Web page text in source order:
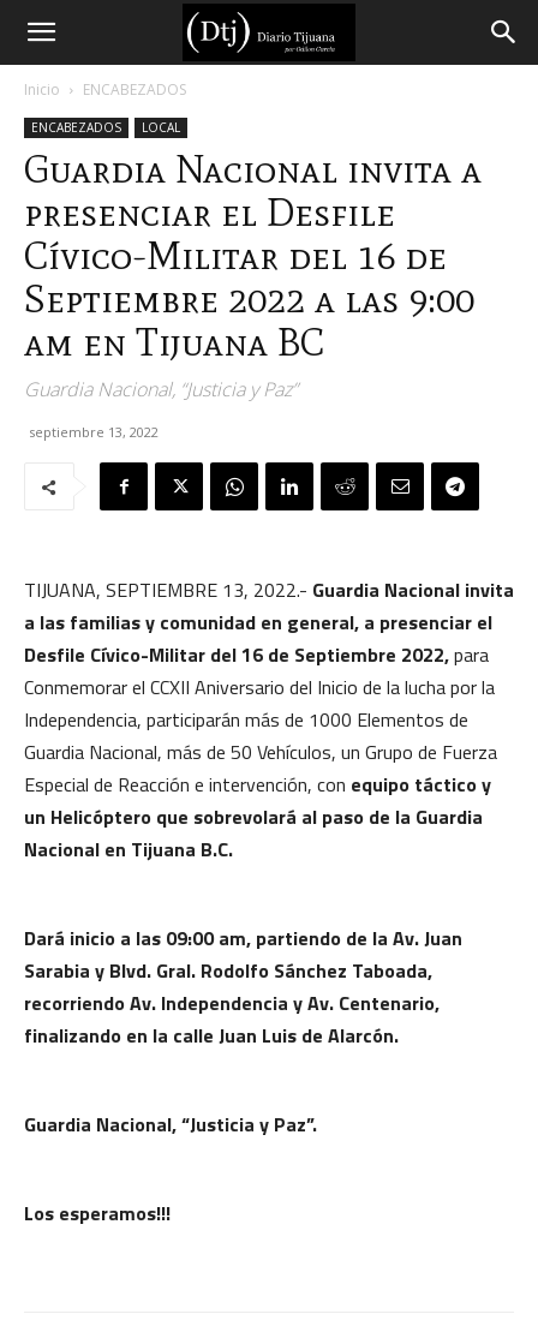
Diario
Tijuana
Inicio ENCABEZADOS
ENCABEZADOS LOCAL
Guardia Nacional invita a
presenciar el Desfile
Cívico-Militar del 16 de
Septiembre 2022 a las 9:00
am en Tijuana BC
Guardia Nacional, “Justicia y Paz”
septiembre 13, 2022
TIJUANA, SEPTIEMBRE 13, 2022.- Guardia Nacional invita
a las familias y comunidad en general, a presenciar el
Desfile Cívico-Militar del 16 de Septiembre 2022,para
Conmemorar el CCXII Aniversario del Inicio de la lucha por la
Independencia, participarán más de 1000 Elementos de
Guardia Nacional, más de 50 Vehículos, un Grupo de Fuerza
Especial de Reacción e intervención, con equipo táctico y
un Helicóptero que sobrevolará al paso de la Guardia
Nacional en Tijuana B.C.
Dará inicio a las 09:00 am, partiendo de la Av. Juan
Sarabia y Blvd. Gral. Rodolfo Sánchez Taboada,
recorriendo Av. Independencia y Av. Centenario,
finalizando en la calle Juan Luis de Alarcón.
Guardia Nacional, “Justicia y Paz”.
Los esperamos!!!